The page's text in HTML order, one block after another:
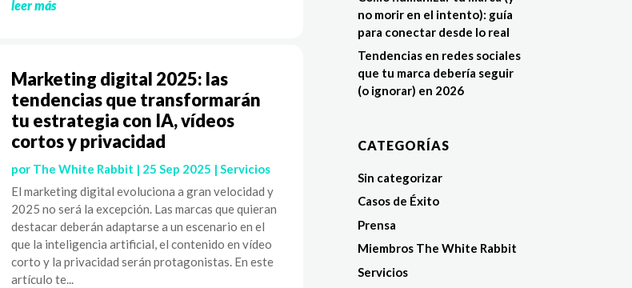
leer más
Marketing digital 2025: las
tendencias que transformarán
tu estrategia con IA, vídeos
cortos y privacidad
por The White Rabbit | 25 Sep 2025 | Servicios
El marketing digital evoluciona a gran velocidad y
2025 no será la excepción. Las marcas que quieran
destacar deberán adaptarse a un escenario en el
que la inteligencia artificial, el contenido en vídeo
corto y la privacidad serán protagonistas. En este
artículo te...
no morir en el intento): guía
para conectar desde lo real
Tendencias en redes sociales
que tu marca debería seguir
(o ignorar) en 2026
CATEGORÍAS
Sin categorizar
Casos de Éxito
Prensa
Miembros The White Rabbit
Servicios